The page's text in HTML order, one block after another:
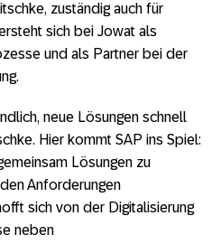
zuständig auch für
sich bei Jowat als
und als Partner bei der
neue Lösungen schnell
Hier kommt SAP ins Spiel:
Lösungen zu
Anforderungen
sich von der Digitalisierung
neben